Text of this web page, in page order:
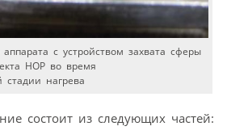
аппарата с устройством захвата сферы
HOP во время
стадии нагрева
состоит из следующих частей: